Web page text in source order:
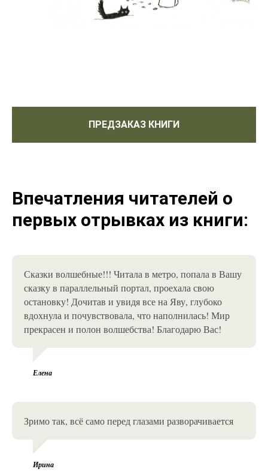
ПРЕДЗАКАЗ КНИГИ
Впечатления читателей о
первых отрывках из книги:
Сказки волшебные!!! Читала в метро, попала в Вашу
сказку в параллельный портал, проехала свою
остановку! Дочитав и увидя все на Яву, глубоко
вдохнула и почувствовала, что наполнилась! Мир
прекрасен и полон волшебства! Благодарю Вас!
Елена
Зримо так, всё само перед глазами разворачивается
Ирина